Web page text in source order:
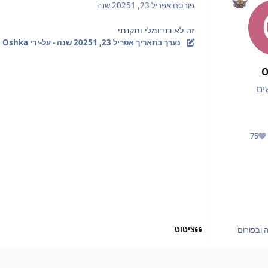
75
מוניטין
ובפורום
פורסם אפריל 23, 2025 1 שנה
זה לא רנדומלי ותקנתי
נערך בתאריךאפריל 23, 2025 1 שנה - על-ידי Oshka
ציטוט